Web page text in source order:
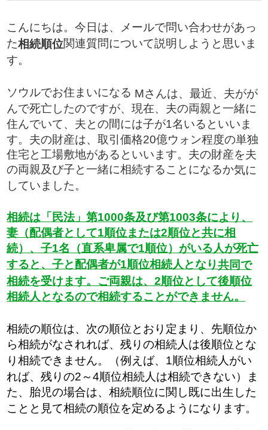
こんにちは。今日は、メールで問い合わせがあっ
た​相続順位​関連質問について説明しようと思いま
す。
ソウルでお住まいになる Mさんは、最近、夫がが
んで死亡したのですが、現在、夫の両親と一緒に
住んでいて、夫との間には子が1名いるといいま
す。夫の財産は、取引価格20億ウォン程度の単独
住宅と工場敷地があるといいます。夫の財産を夫
の両親及び子と一緒に相続することになるか気に
していました。
相続は「民法」第1000条及び第1003条により、
妻（配偶者として1順位または2順位と共に相
続）、子1名（直系卑属で1順位）がいる人が死亡
すると、子と配偶者が1順位相続人となり共同で
相続を受けます。ご両親は、2順位として後順位
相続人となるので相続することができません。
相続の順位は、次の順位とおり定まり、先順位か
ら相続がなされれば、残りの相続人は後順位とな
り相続できません。（例えば、1順位相続人がい
れば、残りの2～4順位相続人は相続できない）ま
た、胎児の場合は、相続順位に関し既に出生した
ことと見て相続の順位を定めるようになります。